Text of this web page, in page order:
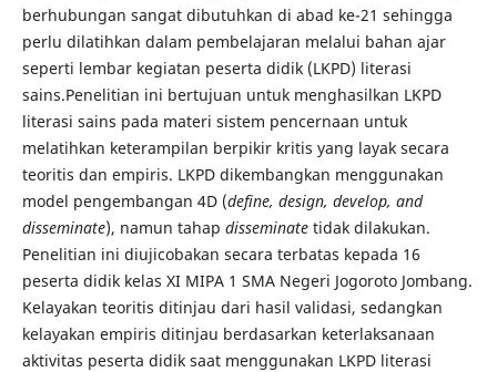
berhubungan sangat dibutuhkan di abad ke-21 sehingga
perlu dilatihkan dalam pembelajaran melalui bahan ajar
seperti lembar kegiatan peserta didik (LKPD) literasi
sains.Penelitian ini bertujuan untuk menghasilkan LKPD
literasi sains pada materi sistem pencernaan untuk
melatihkan keterampilan berpikir kritis yang layak secara
teoritis dan empiris. LKPD dikembangkan menggunakan
model pengembangan 4D (define, design, develop, and
disseminate), namun tahap disseminate tidak dilakukan.
Penelitian ini diujicobakan secara terbatas kepada 16
peserta didik kelas XI MIPA 1 SMA Negeri Jogoroto Jombang.
Kelayakan teoritis ditinjau dari hasil validasi, sedangkan
kelayakan empiris ditinjau berdasarkan keterlaksanaan
aktivitas peserta didik saat menggunakan LKPD literasi